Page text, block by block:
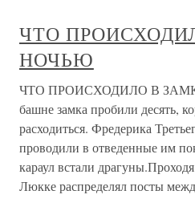
ЧТО
НОЧЬЮ
ЧТО ПРОИСХОДИЛО В
башне замка пробили десять,
расходиться. Фредерика
проводили в отведенные им
караул встали
Люкке распределял посты